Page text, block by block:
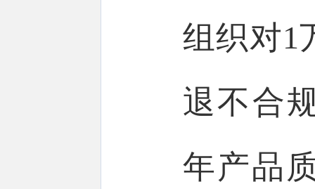
组织对1
退不合
年产品